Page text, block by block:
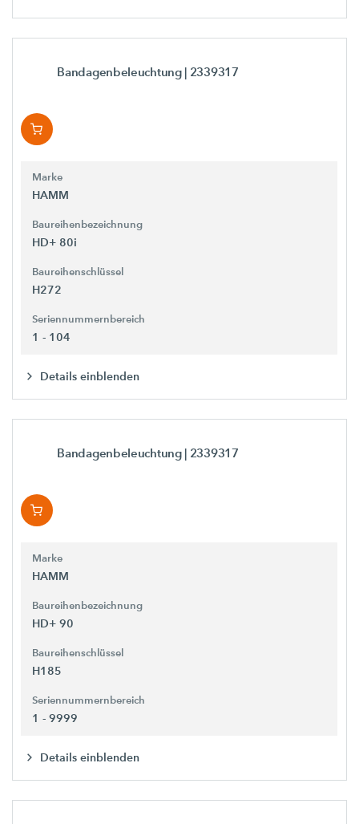
Bandagenbeleuchtung | 2339317
Marke
HAMM
Baureihenbezeichnung
HD+ 80i
Baureihenschlüssel
H272
Seriennummernbereich
1 - 104
Details einblenden
Bandagenbeleuchtung | 2339317
Marke
HAMM
Baureihenbezeichnung
HD+ 90
Baureihenschlüssel
H185
Seriennummernbereich
1 - 9999
Details einblenden